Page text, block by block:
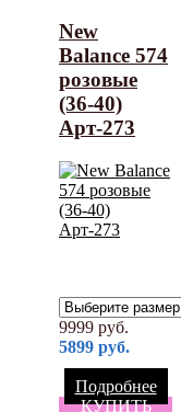
New
Balance 574
розовые
(36-40)
Арт-273
9999 руб.
5899 руб.
Подробнее
КУПИТЬ